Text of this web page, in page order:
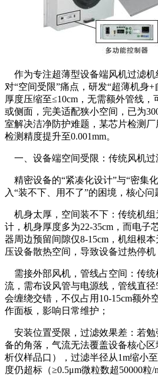
作为专注超薄型设备端风机过滤机
对“空间受限”痛点，研发“超薄机身+
厚度压缩至≤10cm，无需额外管线
或侧面，完美适配狭小空间，已为
室解决洁净防护难题，某芯片检测厂
检测精度提升至0.001mm。
一、设备端空间受限：传统风机过
精密设备的“紧凑化设计”与“密集
入“装不下、用不了”的困境，核心问
机身太厚，空间装不下：传统机组
计，机身厚度多为22-35cm，而电子
器周边预留间隙仅8-15cm，机组根
压设备散热空间，导致设备过热停机
需接外部风机，管线占空间：传统
流，需布设风管与电源线，管线直
会缠绕交错，不仅占用10-15cm额外
作面板，影响日常维护；
安装位置受限，过滤效果差：若勉
备的角落，气流无法覆盖设备核心
析仪样品口），过滤半径从1m缩小
度仍超标（≥0.5μm微粒数超50000粒/